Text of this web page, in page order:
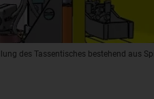
des Tassentisches bestehend aus